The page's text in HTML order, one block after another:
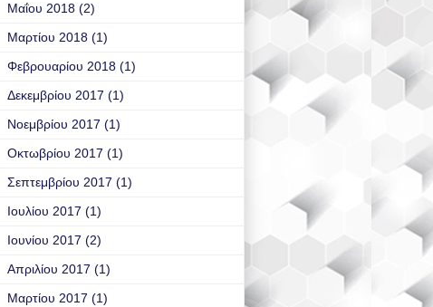
Μαΐου 2018 (2)
Μαρτίου 2018 (1)
Φεβρουαρίου 2018 (1)
Δεκεμβρίου 2017 (1)
Νοεμβρίου 2017 (1)
Οκτωβρίου 2017 (1)
Σεπτεμβρίου 2017 (1)
Ιουλίου 2017 (1)
Ιουνίου 2017 (2)
Απριλίου 2017 (1)
Μαρτίου 2017 (1)